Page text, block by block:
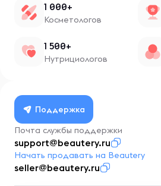
1 000+
Косметологов
1 500+
Нутрициологов
Поддержка
Почта службы поддержки
support@beautery.ru
Начать продавать на Beautery
seller@beautery.ru